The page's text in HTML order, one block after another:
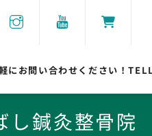
にお問い合わせください！
し鍼灸整骨院